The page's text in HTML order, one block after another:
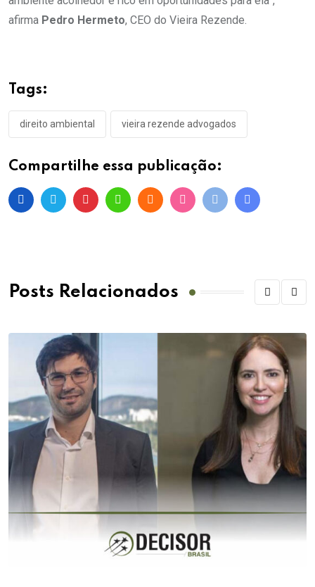
afirma Pedro Hermeto, CEO do Vieira Rezende.
Tags:
direito ambiental vieira rezende advogados
Compartilhe essa publicação:
Posts Relacionados